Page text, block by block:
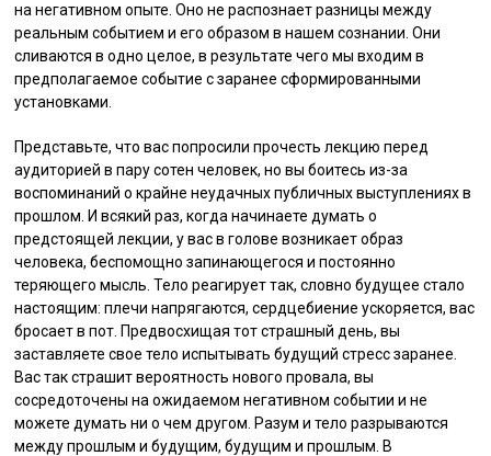
на негативном опыте. Оно не распознает разницы между
реальным событием и его образом в нашем сознании. Они
сливаются в одно целое, в результате чего мы входим в
предполагаемое событие с заранее сформированными
установками.
Представьте, что вас попросили прочесть лекцию перед
аудиторией в пару сотен человек, но вы боитесь из-за
воспоминаний о крайне неудачных публичных выступлениях в
прошлом. И всякий раз, когда начинаете думать о
предстоящей лекции, у вас в голове возникает образ
человека, беспомощно запинающегося и постоянно
теряющего мысль. Тело реагирует так, словно будущее стало
настоящим: плечи напрягаются, сердцебиение ускоряется, вас
бросает в пот. Предвосхищая тот страшный день, вы
заставляете свое тело испытывать будущий стресс заранее.
Вас так страшит вероятность нового провала, вы
сосредоточены на ожидаемом негативном событии и не
можете думать ни о чем другом. Разум и тело разрываются
между прошлым и будущим, будущим и прошлым. В